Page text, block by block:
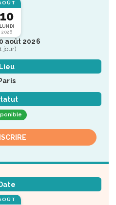
10
LUNDI
2026
août 2026
jour)
Lieu
Paris
Date